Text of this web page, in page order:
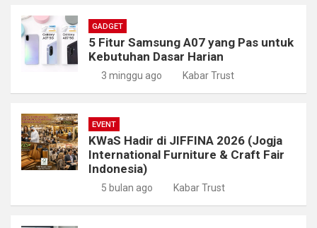
GADGET
5 Fitur Samsung A07 yang Pas untuk
Kebutuhan Dasar Harian
3 minggu ago Kabar Trust
EVENT
KWaS Hadir di JIFFINA 2026 (Jogja
International Furniture & Craft Fair
Indonesia)
5 bulan ago Kabar Trust